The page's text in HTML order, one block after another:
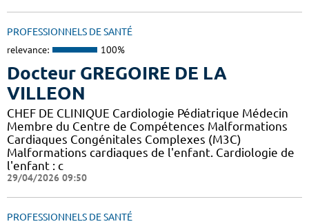
PROFESSIONNELS DE SANTÉ
relevance: 100%
Docteur GREGOIRE DE LA
VILLEON
CHEF DE CLINIQUE Cardiologie Pédiatrique Médecin
Membre du Centre de Compétences Malformations
Cardiaques Congénitales Complexes (M3C)
Malformations cardiaques de l'enfant. Cardiologie de
l'enfant : c
29/04/2026 09:50
PROFESSIONNELS DE SANTÉ